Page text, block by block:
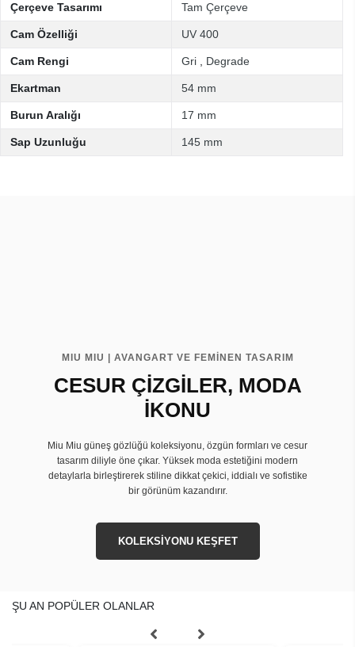
Çerçeve Tasarımı Tam Çerçeve
Cam Özelliği UV 400
Cam Rengi Gri Degrade
Ekartman 54 mm
Burun Aralığı 17 mm
Sap Uzunluğu 145 mm
MIU MIU | AVANGART VE FEMİNEN TASARIM
CESUR ÇİZGİLER, MODA
İKONU
Miu Miu güneş gözlüğü koleksiyonu, özgün formları ve cesur
tasarım diliyle öne çıkar. Yüksek moda estetiğini modern
detaylarla birleştirerek stiline dikkat çekici, iddialı ve sofistike
bir görünüm kazandırır.
KOLEKSİYONU KEŞFET
ŞU AN POPÜLER OLANLAR